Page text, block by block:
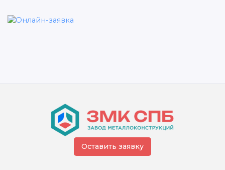
Оставить заявку